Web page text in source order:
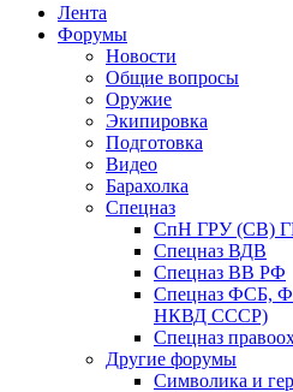
Лента
Форумы
Новости
Общие вопросы
Оружие
Экипировка
Подготовка
Видео
Барахолка
Спецназ
СпН ГРУ (СВ)
Спецназ ВДВ
Спецназ ВВ РФ
Спецназ ФСБ,
НКВД СССР)
Спецназ
Другие форумы
Символика и